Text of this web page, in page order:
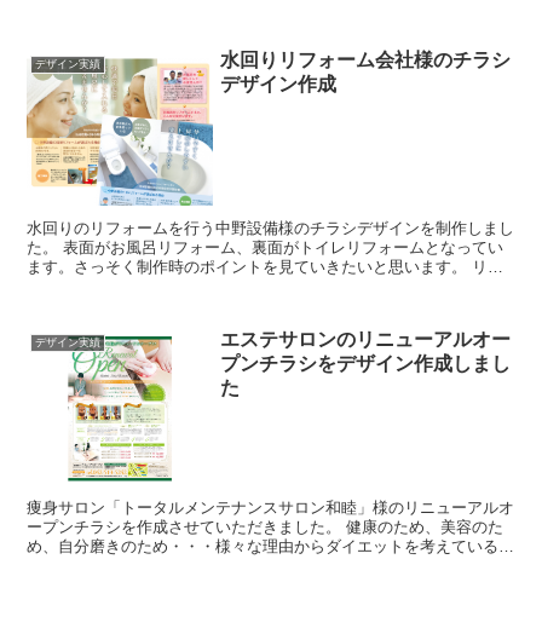
デザイン実績
水回りリフォーム会社様のチラシ
デザイン作成
水回りのリフォームを行う中野設備様のチラシデザインを制作しまし
た。 表面がお風呂リフォーム、裏面がトイレリフォームとなってい
ます。さっそく制作時のポイントを見ていきたいと思います。 リフ
デザイン実績
エステサロンのリニューアルオー
プンチラシをデザイン作成しまし
た
痩身サロン「トータルメンテナンスサロン和睦」様のリニューアルオ
ープンチラシを作成させていただきました。 健康のため、美容のた
め、自分磨きのため・・・様々な理由からダイエットを考えている女